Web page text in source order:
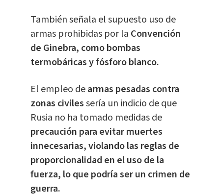
También señala el supuesto uso de
armas prohibidas por la Convención
de Ginebra, como bombas
termobáricas y fósforo blanco.
El empleo dearmas pesadas contra
zonas civilessería un indicio de que
Rusia no ha tomado medidas de
precaución para evitar muertes
innecesarias, violando las reglas de
proporcionalidad en el uso de la
fuerza, lo que podría ser un crimen de
guerra.